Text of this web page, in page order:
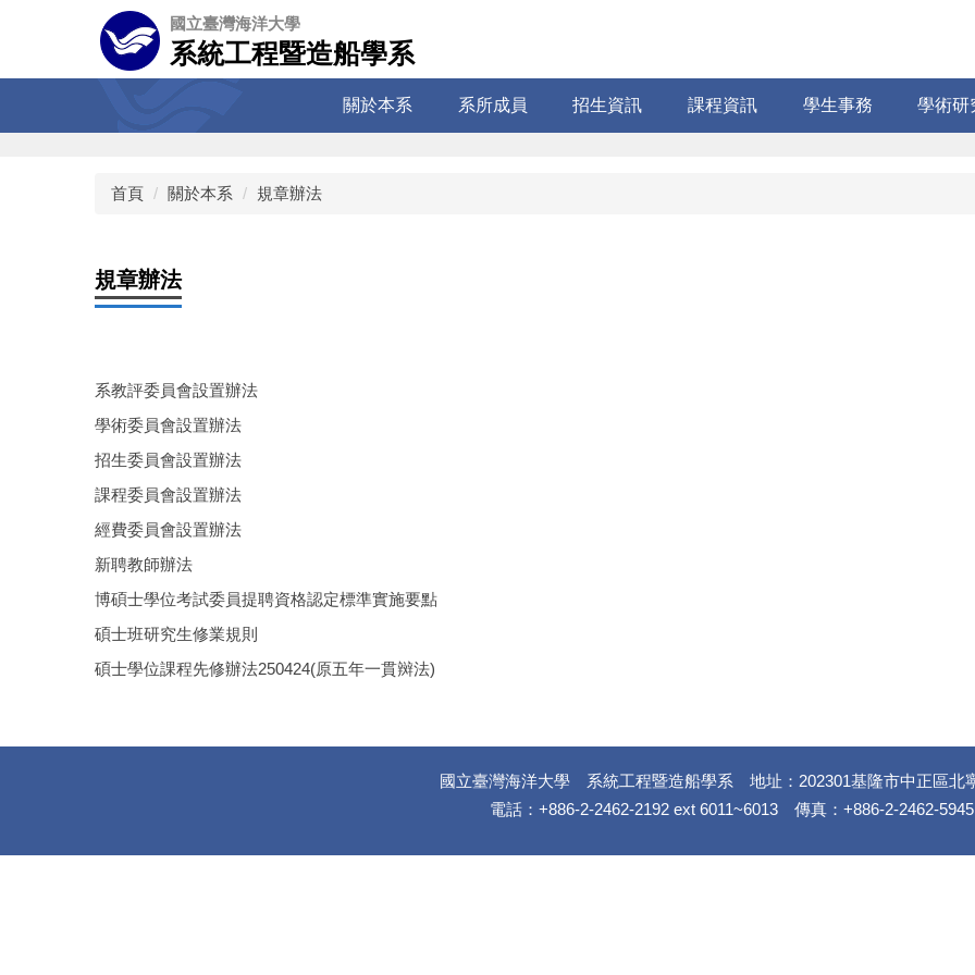
容
國立臺灣海洋大學
系統工程暨造船學系
關於本系 系所成員 招生資訊 課程資訊 學生事務 學術研
首頁 關於本系 規章辦法
規章辦法
系教評委員會設置辦法
學術委員會設置辦法
招生委員會設置辦法
課程委員會設置辦法
經費委員會設置辦法
新聘教師辦法
博碩士學位考試委員提聘資格認定標準實施要點
碩士班研究生修業規則
碩士學位課程先修辦法250424(原五年一貫辬法)
國立臺灣海洋大學 系統工程暨造船學系 地址：202301基隆市中正區北
電話：+886-2-2462-2192 ext 6011~6013 傳真：+886-2-2462-5945